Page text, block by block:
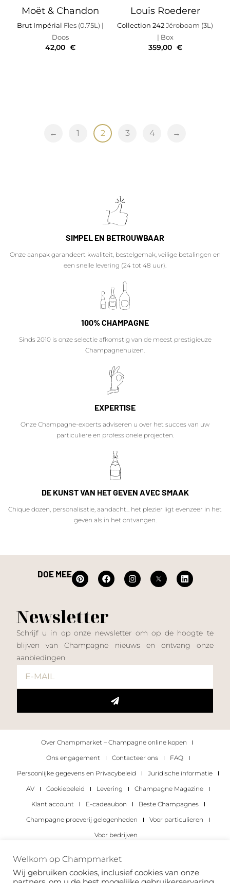
Moët & Chandon
Brut Impérial Fles (0.75L) |
Doos
42,00 €
Louis Roederer
Collection 242Jéroboam (3L)
| Box
359,00 €
← 1 2 3 4 →
SIMPEL EN BETROUWBAAR
Onze aanpak garandeert kwaliteit, bestelgemak, veilige betalingen en
een snelle levering (24 tot 48 uur).
100% CHAMPAGNE
Sinds 2010 is onze selectie afkomstig van de meest prestigieuze
Champagnehuizen.
EXPERTISE
Onze Champagne-experts adviseren u over het succes van uw
particuliere en professionele projecten.
DE KUNST VAN HET GEVEN AVEC SMAAK
Chique dozen, personalisatie, aandacht... het plezier ligt evenzeer in het
geven als in het ontvangen.
DOE MEE
Newsletter
Schrijf u in op onze newsletter om op de hoogte te
blijven van Champagne nieuws en ontvang onze
aanbiedingen
Over Champmarket – Champagne online kopen
Ons engagement
Contacteer ons
FAQ
Persoonlijke gegevens en Privacybeleid
Juridische informatie
AV
Cookiebeleid Levering
Champagne Magazine
Klant account
E-cadeaubon
Beste Champagnes
Champagne proeverij gelegenheden
Voor particulieren
Voor bedrijven
Copyright 2022 © alle rechten voorbehouden.
Welkom op Champmarket
Wij gebruiken cookies, inclusief cookies van onze